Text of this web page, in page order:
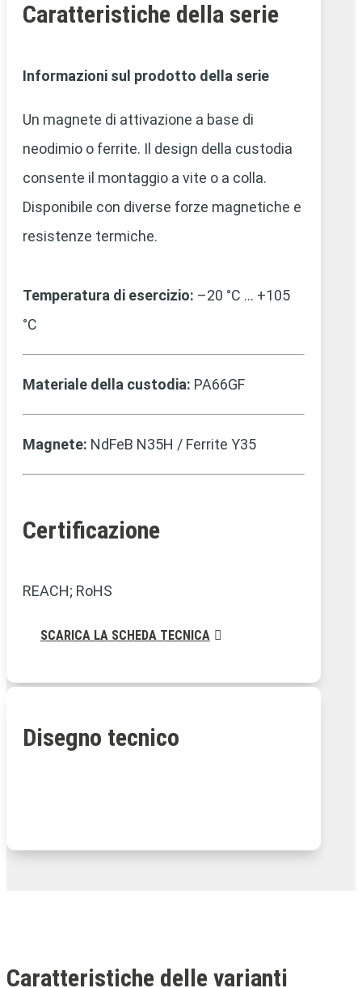
Caratteristiche della serie
Informazioni sul prodotto della serie
Un magnete di attivazione a base di
neodimio o ferrite. Il design della custodia
consente il montaggio a vite o a colla.
Disponibile con diverse forze magnetiche e
resistenze termiche.
Temperatura di esercizio: –20 °C … +105
°C
Materiale della custodia: PA66GF
Magnete: NdFeB N35H / Ferrite Y35
Certificazione
REACH; RoHS
SCARICA LA SCHEDA TECNICA
Disegno tecnico
Caratteristiche delle varianti